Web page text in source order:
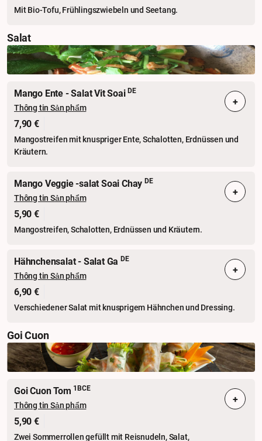
Mit Bio-Tofu, Frühlingszwiebeln und Seetang.
Salat
Mango Ente - Salat Vit SoaiDE
Thông tin Sản phẩm
7,90 €
Mangostreifen mit knuspriger Ente, Schalotten, Erdnüssen und
Kräutern.
+
Mango Veggie -salat Soai Chay DE
Thông tin Sản phẩm
5,90 €
Mangostreifen, Schalotten, Erdnüssen und Kräutern.
+
Hähnchensalat - Salat Ga DE
Thông tin Sản phẩm
6,90 €
Verschiedener Salat mit knusprigem Hähnchen und Dressing.
+
Goi Cuon
Goi Cuon Tom 1BCE
Thông tin Sản phẩm
5,90 €
Zwei Sommerrollen gefüllt mit Reisnudeln, Salat,
+